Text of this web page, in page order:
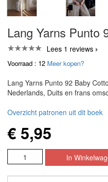
Lang Yarns Punto
Lees 1 reviews
Voorraad : 12 Meer kopen?
Lang Yarns Punto 92 Baby
Nederlands, Duits en frans
Overzicht patronen uit dit boek
€ 5,95